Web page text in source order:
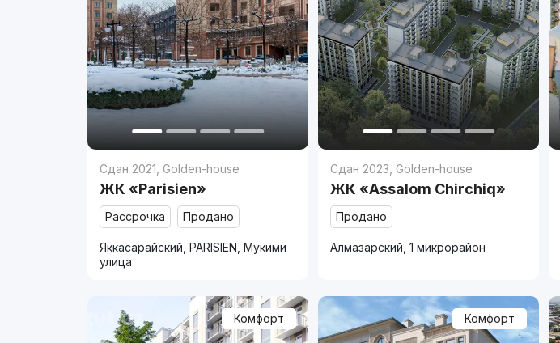
Сдан 2021 Golden-house
ЖК «Parisien»
Рассрочка Продано
Яккасарайский, PARISIEN, Мукими
улица
Сдан 2023 Golden-house
ЖК «Assalom Chirchiq»
Продано
Алмазарский, 1 микрорайон
Комфорт Комфорт